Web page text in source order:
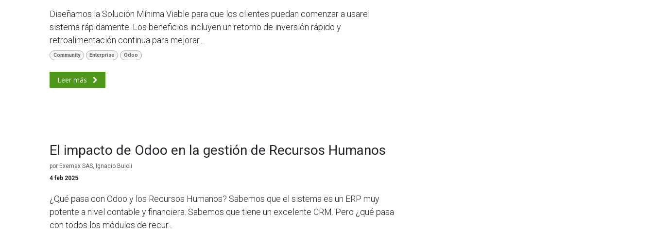
Diseñamos la Solución Mínima Viable para que los clientes puedan comenzar a usarel
sistema rápidamente. Los beneficios incluyen un retorno de inversión rápido y
retroalimentación continua para mejorar...
Community Enterprise Odoo
Leer más
El impacto de Odoo en la gestión de Recursos Humanos
por Exemax SAS, Ignacio Buioli
4 feb 2025
¿Qué pasa con Odoo y los Recursos Humanos? Sabemos que el sistema es un ERP muy
potente a nivel contable y financiera. Sabemos que tiene un excelente CRM. Pero ¿qué pasa
con todos los módulos de recur...